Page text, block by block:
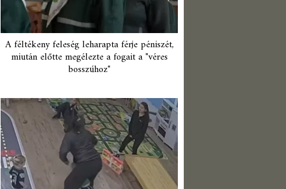
A féltékeny feleség leharapta férje péniszét,
miután előtte megélezte a fogait a "véres
bosszúhoz"